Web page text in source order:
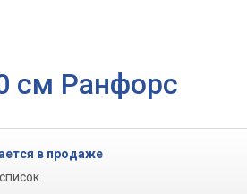
см Ранфорс
в продаже